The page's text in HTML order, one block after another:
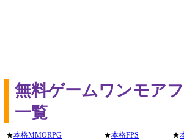
無料ゲームワンモア
一覧
★本格MMORPG ★本格FPS ★